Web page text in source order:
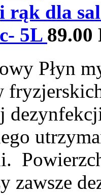
rąk dla
5L 89.00
Płyn
zawsze